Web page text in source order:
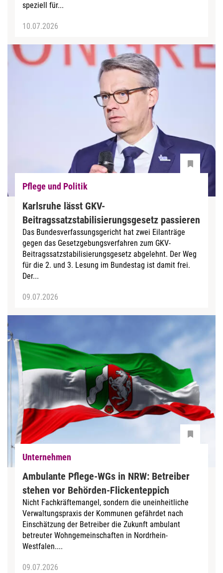
speziell für...
10.07.2026
Pflege und Politik
Karlsruhe lässt GKV-
Beitragssatzstabilisierungsgesetz passieren
Das Bundesverfassungsgericht hat zwei Eilanträge
gegen das Gesetzgebungsverfahren zum GKV-
Beitragssatzstabilisierungsgesetz abgelehnt. Der Weg
für die 2. und 3. Lesung im Bundestag ist damit frei.
Der...
09.07.2026
Unternehmen
Ambulante Pflege-WGs in NRW: Betreiber
stehen vor Behörden-Flickenteppich
Nicht Fachkräftemangel, sondern die uneinheitliche
Verwaltungspraxis der Kommunen gefährdet nach
Einschätzung der Betreiber die Zukunft ambulant
betreuter Wohngemeinschaften in Nordrhein-
Westfalen....
09.07.2026